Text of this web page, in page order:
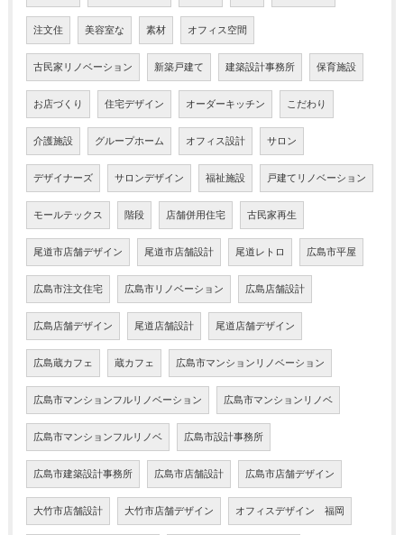
注文住 美容室な 素材 オフィス空間
古民家リノベーション 新築戸建て 建築設計事務所 保育施設
お店づくり 住宅デザイン オーダーキッチン こだわり
介護施設 グループホーム オフィス設計 サロン
デザイナーズ サロンデザイン 福祉施設 戸建てリノベーション
モールテックス 階段 店舗併用住宅 古民家再生
尾道市店舗デザイン 尾道市店舗設計 尾道レトロ 広島市平屋
広島市注文住宅 広島市リノベーション 広島店舗設計
広島店舗デザイン 尾道店舗設計 尾道店舗デザイン
広島蔵カフェ 蔵カフェ 広島市マンションリノベーション
広島市マンションフルリノベーション 広島市マンションリノベ
広島市マンションフルリノベ 広島市設計事務所
広島市建築設計事務所 広島市店舗設計 広島市店舗デザイン
大竹市店舗設計 大竹市店舗デザイン オフィスデザイン 福岡